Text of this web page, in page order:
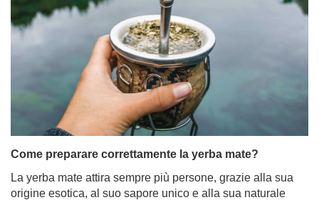
Come preparare correttamente la yerba mate?
La yerba mate attira sempre più persone, grazie alla sua
origine esotica, al suo sapore unico e alla sua naturale